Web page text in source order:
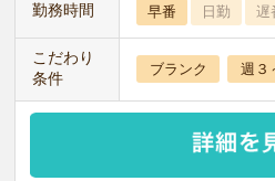
勤務時間 早番 日勤 遅
こだわり
条件
ブランク 週３